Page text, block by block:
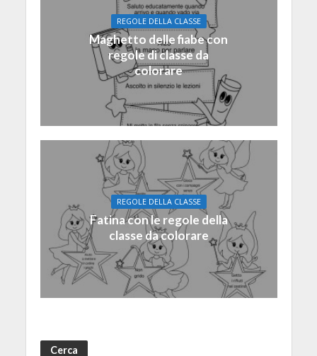
REGOLE DELLA CLASSE
Maghetto delle fiabe con
regole di classe da
colorare
REGOLE DELLA CLASSE
Fatina con le regole della
classe da colorare
Cerca